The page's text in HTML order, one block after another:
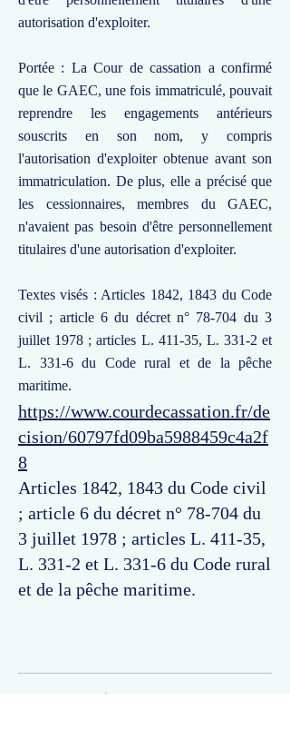
autorisation d'exploiter.
Portée : La Cour de cassation a confirmé
que le GAEC, une fois immatriculé, pouvait
reprendre les engagements antérieurs
souscrits en son nom, y compris
l'autorisation d'exploiter obtenue avant son
immatriculation. De plus, elle a précisé que
les cessionnaires, membres du GAEC,
n'avaient pas besoin d'être personnellement
titulaires d'une autorisation d'exploiter.
Textes visés : Articles 1842, 1843 du Code
civil ; article 6 du décret n° 78-704 du 3
juillet 1978 ; articles L. 411-35, L. 331-2 et
L. 331-6 du Code rural et de la pêche
maritime.
https://www.courdecassation.fr/de
cision/60797fd09ba5988459c4a2f
8
Articles 1842, 1843 du Code civil
; article 6 du décret n° 78-704 du
3 juillet 1978 ; articles L. 411-35,
L. 331-2 et L. 331-6 du Code rural
et de la pêche maritime.